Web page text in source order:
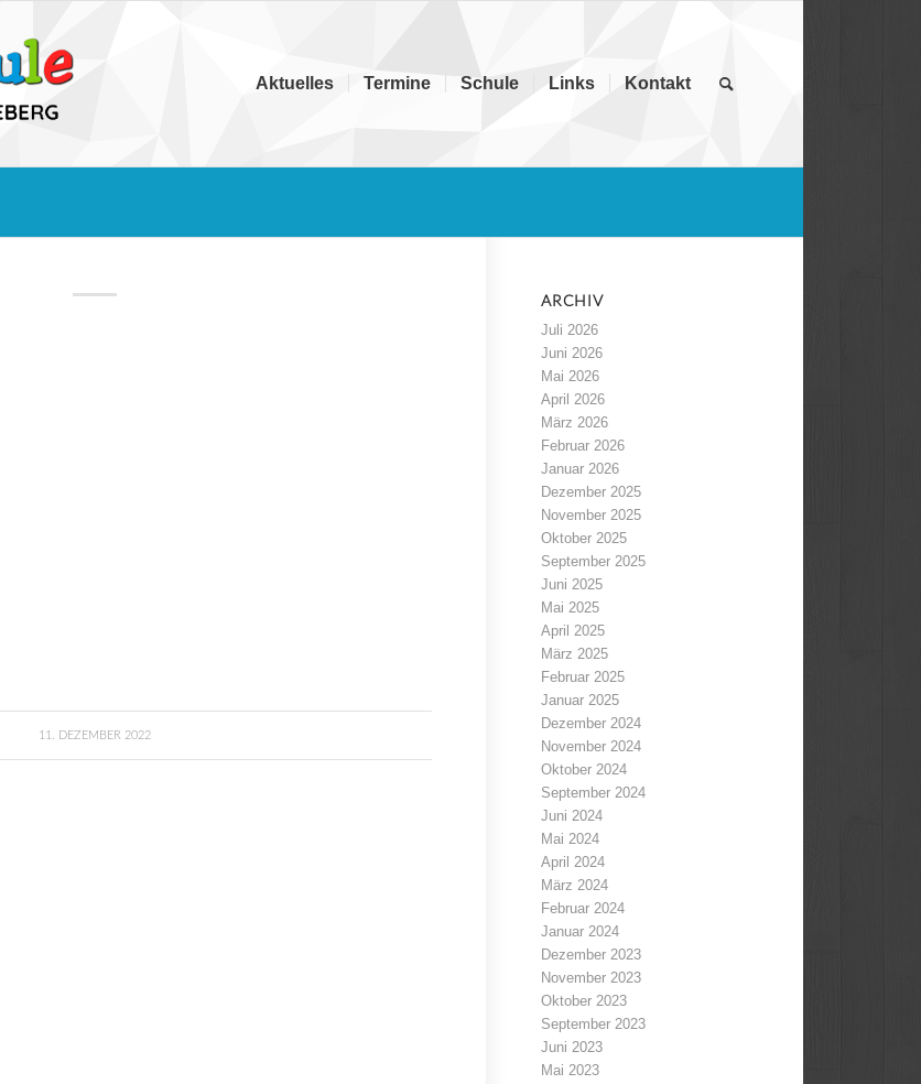
Aktuelles Termine Schule Links Kontakt
11. DEZEMBER 2022
ARCHIV
Juli 2026
Juni 2026
Mai 2026
April 2026
März 2026
Februar 2026
Januar 2026
Dezember 2025
November 2025
Oktober 2025
September 2025
Juni 2025
Mai 2025
April 2025
März 2025
Februar 2025
Januar 2025
Dezember 2024
November 2024
Oktober 2024
September 2024
Juni 2024
Mai 2024
April 2024
März 2024
Februar 2024
Januar 2024
Dezember 2023
November 2023
Oktober 2023
September 2023
Juni 2023
Mai 2023